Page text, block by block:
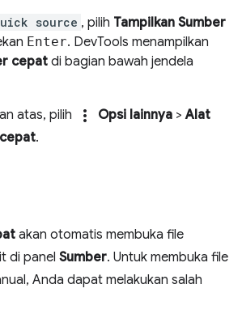
source , pilih Tampilkan Sumber
Enter. DevTools menampilkan
cepatdi bagian bawah jendela
atas, pilih more_vert Opsi lainnya >Alat
.
akan otomatis membuka file
di panel Sumber. Untuk membuka file
Anda dapat melakukan salah